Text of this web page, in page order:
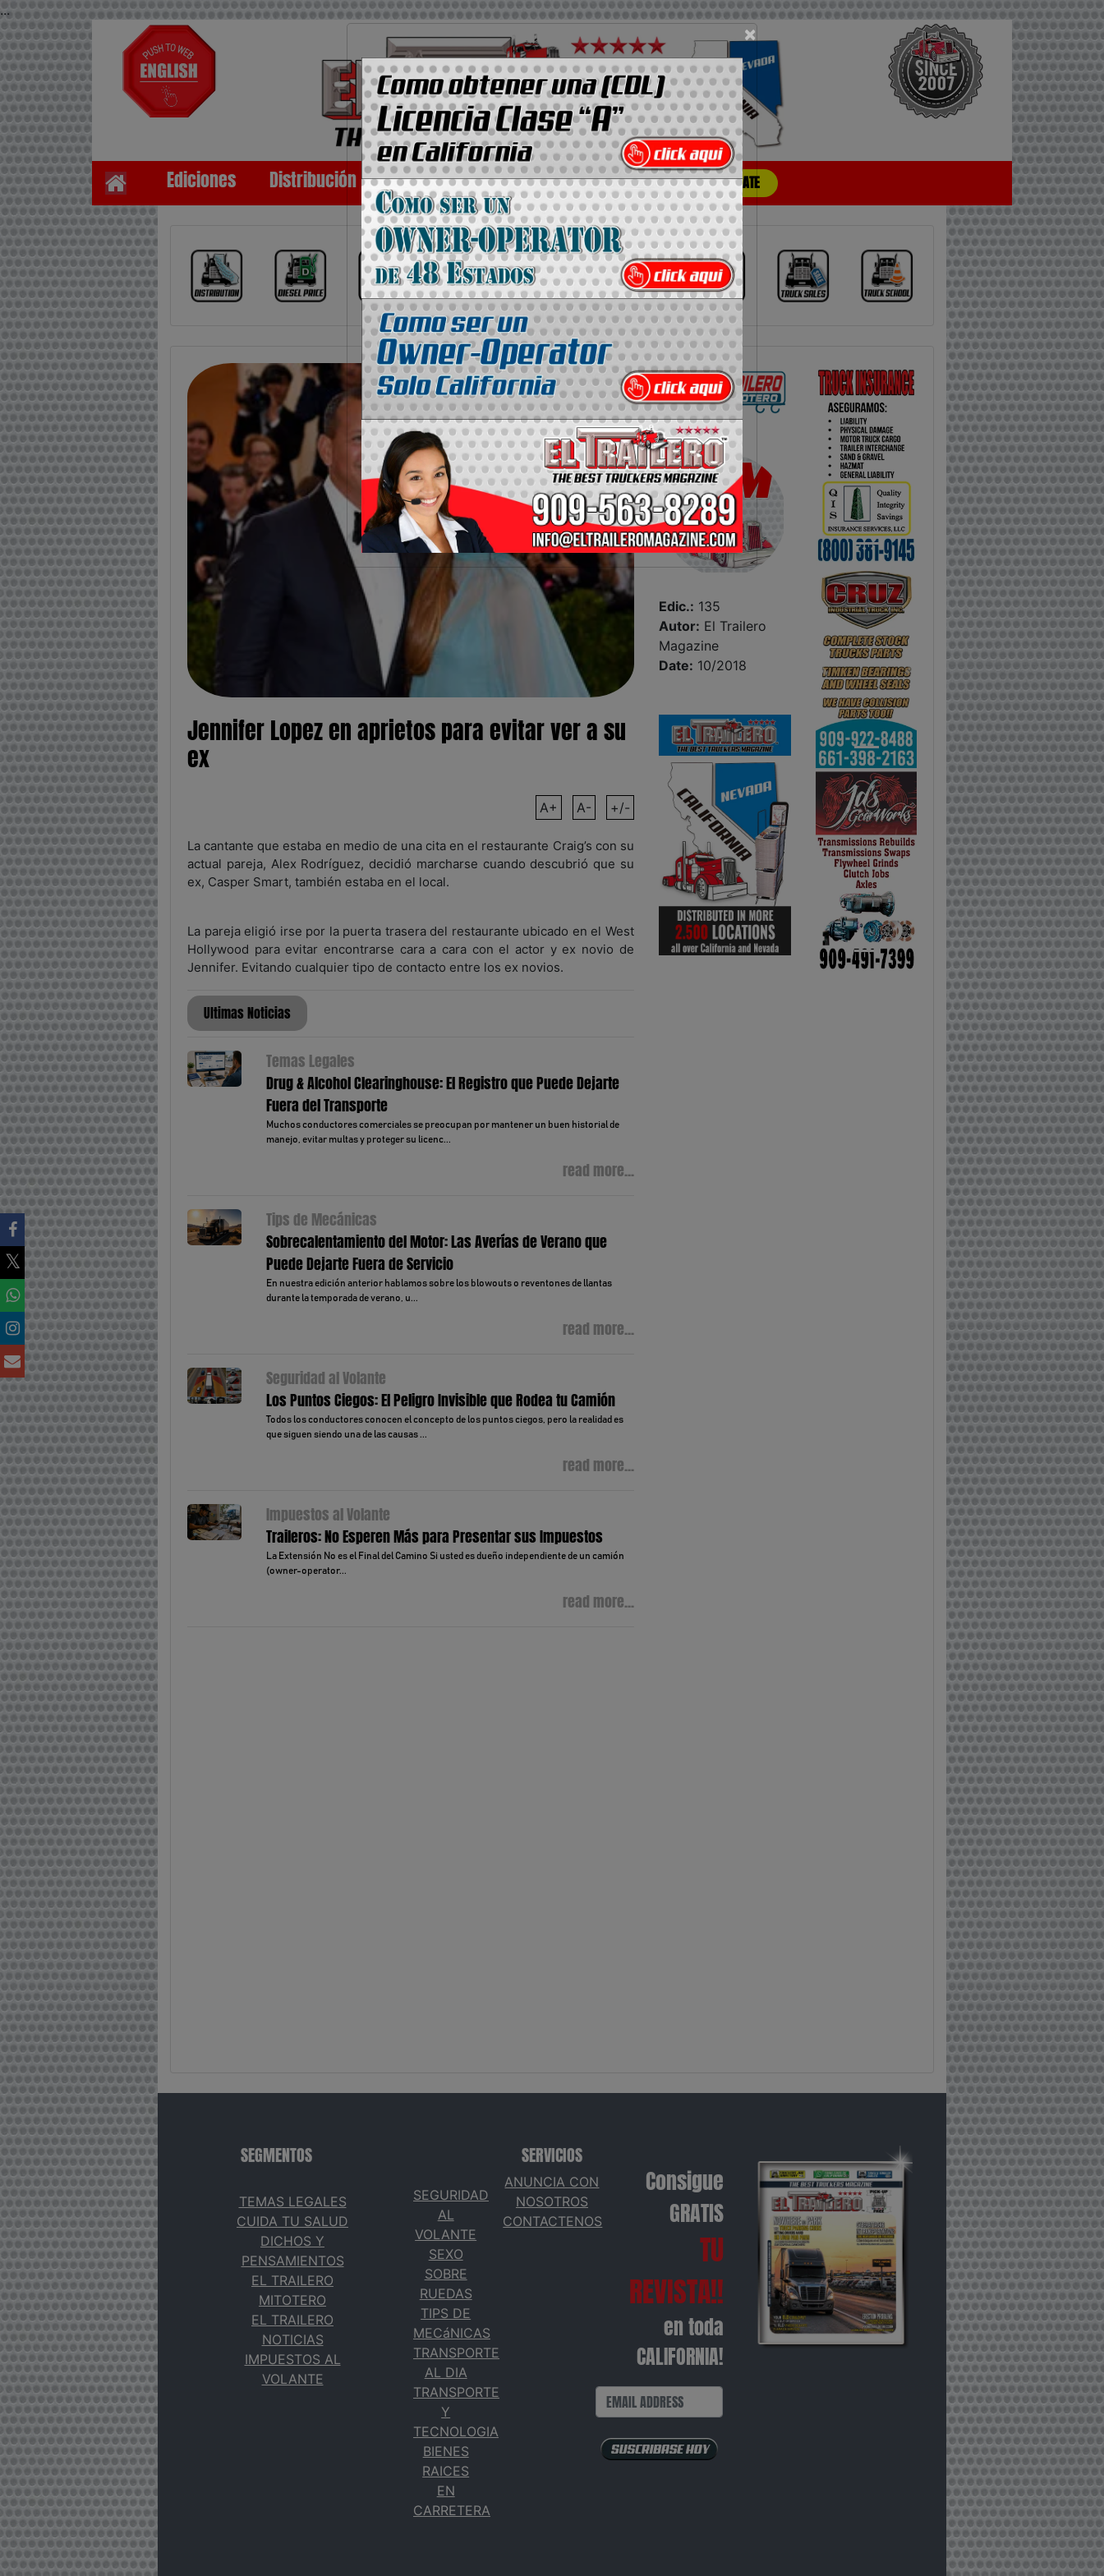
...
×
Ediciones Distribución Media Kit Contacto Directorio ANUNCIATE
Jennifer Lopez en aprietos para evitar ver a su
ex
A+ A- +/-
La cantante que estaba en medio de una cita en el restaurante Craig’s con su
actual pareja, Alex Rodríguez, decidió marcharse cuando descubrió que su
ex, Casper Smart, también estaba en el local.
La pareja eligió irse por la puerta trasera del restaurante ubicado en el West
Hollywood para evitar encontrarse cara a cara con el actor y ex novio de
Jennifer. Evitando cualquier tipo de contacto entre los ex novios.
Ultimas Noticias
Temas Legales
Drug & Alcohol Clearinghouse: El Registro que Puede Dejarte
Fuera del Transporte
Muchos conductores comerciales se preocupan por mantener un buen historial de
manejo, evitar multas y proteger su licenc...
read more...
Tips de Mecánicas
Sobrecalentamiento del Motor: Las Averías de Verano que
Puede Dejarte Fuera de Servicio
En nuestra edición anterior hablamos sobre los blowouts o reventones de llantas
durante la temporada de verano, u...
read more...
Seguridad al Volante
Los Puntos Ciegos: El Peligro Invisible que Rodea tu Camión
Todos los conductores conocen el concepto de los puntos ciegos, pero la realidad es
que siguen siendo una de las causas ...
read more...
Impuestos al Volante
Traileros: No Esperen Más para Presentar sus Impuestos
La Extensión No es el Final del Camino Si usted es dueño independiente de un camión
(owner-operator...
read more...
Edic.: 135
Autor: El Trailero
Magazine
Date: 10/2018
SEGMENTOS
TEMAS LEGALES
CUIDA TU SALUD
DICHOS Y
PENSAMIENTOS
EL TRAILERO
MITOTERO
EL TRAILERO
NOTICIAS
IMPUESTOS AL
VOLANTE
SEGURIDAD
AL
VOLANTE
SEXO
SOBRE
RUEDAS
TIPS DE
MECáNICAS
TRANSPORTE
AL DIA
TRANSPORTE
Y
TECNOLOGIA
BIENES
RAICES
EN
CARRETERA
SERVICIOS
ANUNCIA CON
NOSOTROS
CONTACTENOS
Consigue
GRATIS
TU
REVISTA!!
en toda
CALIFORNIA!